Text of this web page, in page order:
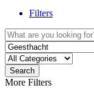
Filters
Search
More Filters